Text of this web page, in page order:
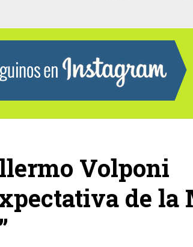
Volponi
de la